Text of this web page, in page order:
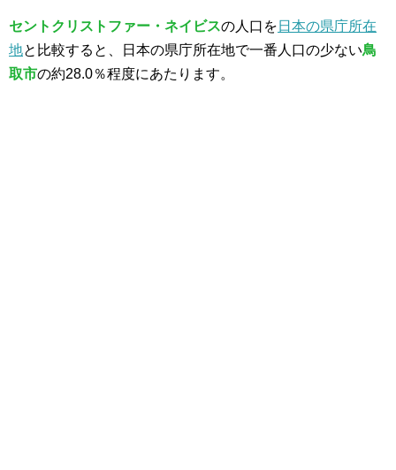
セントクリストファー・ネイビスの人口を 日本の県庁所在
地と比較すると、日本の県庁所在地で一番人口の少ない鳥
取市の約28.0％程度にあたります。